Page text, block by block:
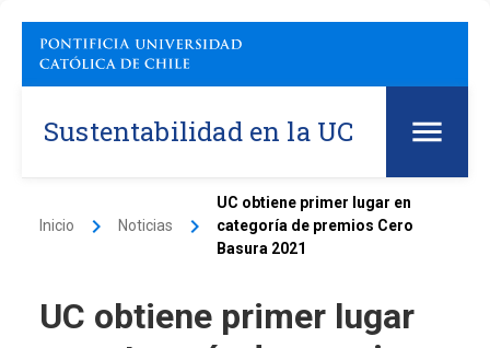
Sustentabilidad en la UC
Inicio keyboard_arrow_right Noticias keyboard_arrow_right
UC obtiene primer lugar en
categoría de premios Cero
Basura 2021
UC obtiene primer lugar